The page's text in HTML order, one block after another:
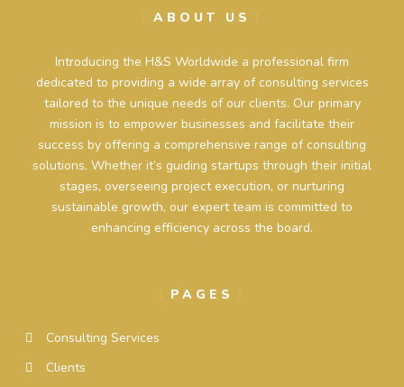
ABOUT US
Introducing the H&S Worldwide a professional firm
dedicated to providing a wide array of consulting services
tailored to the unique needs of our clients. Our primary
mission is to empower businesses and facilitate their
success by offering a comprehensive range of consulting
solutions. Whether it’s guiding startups through their initial
stages, overseeing project execution, or nurturing
sustainable growth, our expert team is committed to
enhancing efficiency across the board.
PAGES
Consulting Services
Clients